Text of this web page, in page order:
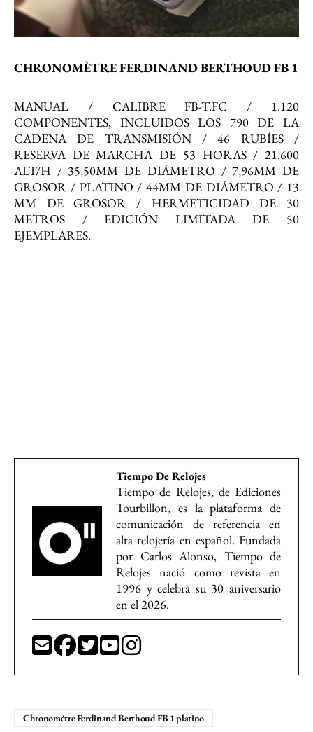
CHRONOMÈTRE FERDINAND BERTHOUD FB 1
MANUAL / CALIBRE FB-T.FC / 1.120
COMPONENTES, INCLUIDOS LOS 790 DE LA
CADENA DE TRANSMISIÓN / 46 RUBÍES /
RESERVA DE MARCHA DE 53 HORAS / 21.600
ALT/H / 35,50MM DE DIÁMETRO / 7,96MM DE
GROSOR / PLATINO / 44MM DE DIÁMETRO / 13
MM DE GROSOR / HERMETICIDAD DE 30
METROS / EDICIÓN LIMITADA DE 50
EJEMPLARES.
Tiempo De Relojes
Tiempo de Relojes, de Ediciones
Tourbillon, es la plataforma de
comunicación de referencia en
alta relojería en español. Fundada
por Carlos Alonso, Tiempo de
Relojes nació como revista en
1996 y celebra su 30 aniversario
en el 2026.
Chronométre Ferdinand Berthoud FB 1 platino